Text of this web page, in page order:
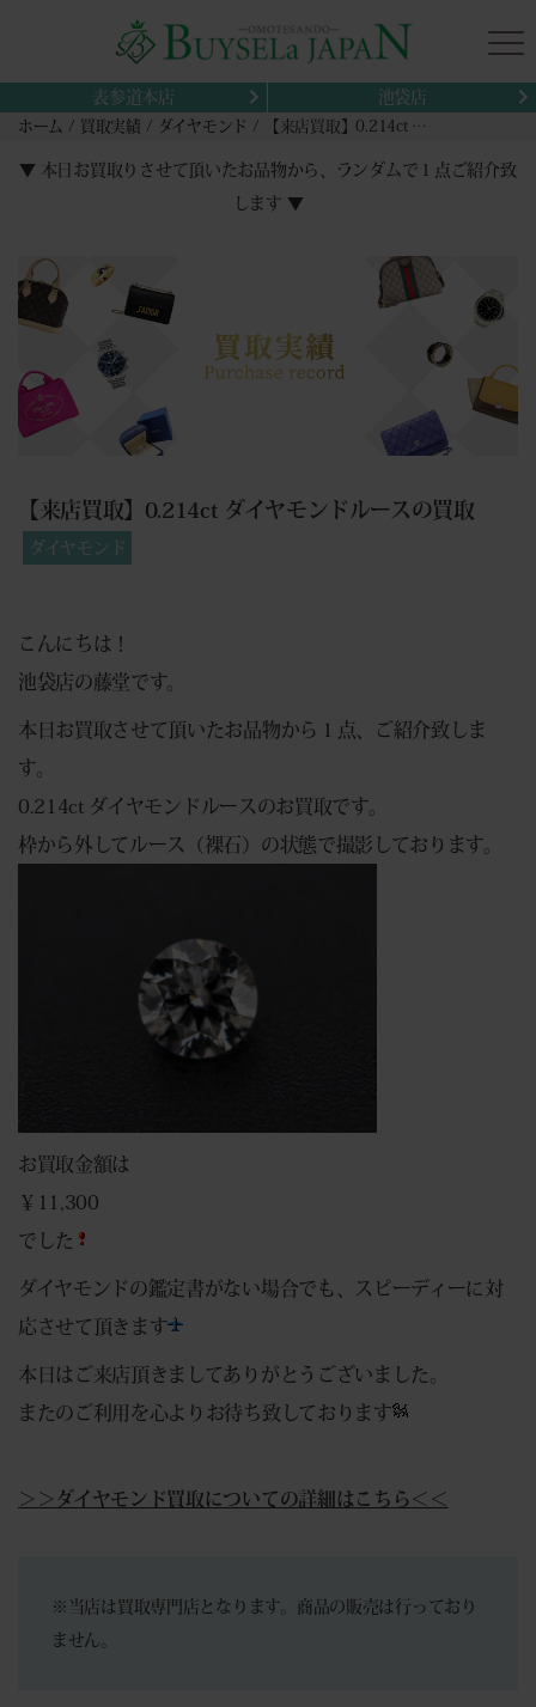
表参道本店 池袋店
ホーム 買取実績 ダイヤモンド 【来店買取】0.214ct ダイヤモンドルースの買取
▼ 本日お買取りさせて頂いたお品物から、ランダムで１点ご紹介致
します ▼
【来店買取】0.214ct ダイヤモンドルースの買取
ダイヤモンド
こんにちは！
池袋店の藤堂です。
本日お買取させて頂いたお品物から１点、ご紹介致しま
す。
0.214ct ダイヤモンドルースのお買取です。
枠から外してルース（裸石）の状態で撮影しております。
お買取金額は
￥11,300
でした
ダイヤモンドの鑑定書がない場合でも、スピーディーに対
応させて頂きます
本日はご来店頂きましてありがとうございました。
またのご利用を心よりお待ち致しております
＞＞ダイヤモンド買取についての詳細はこちら＜＜
※当店は買取専門店となります。商品の販売は行っており
ません。